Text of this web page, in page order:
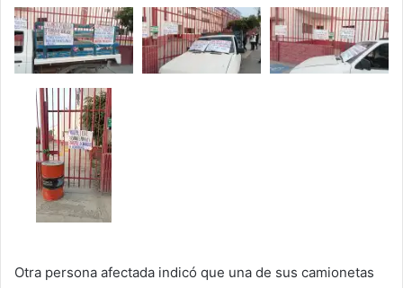
Otra persona afectada indicó que una de sus camionetas